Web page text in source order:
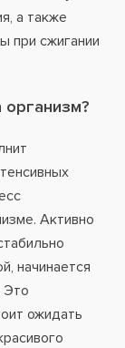
а также
при сжигании
организм?
Активно
начинается
Это
ожидать